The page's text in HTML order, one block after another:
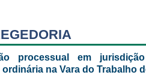
processual em
na Vara do Trabalho